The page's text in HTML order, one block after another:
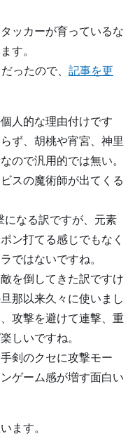
ッカーが育っているな
す。
ったので、 記事を更
人的な理由付けです
ず、胡桃や宵宮、神里
ので汎用的では無い。
スの魔術師が出てくる
になる訳ですが、元素
ン打てる感じでもなく
ではないですね。
を倒してきた訳ですけ
那以来久々に使いまし
攻撃を避けて連撃、重
しいですね。
剣のクセに攻撃モー
ゲーム感が増す面白い
ます。